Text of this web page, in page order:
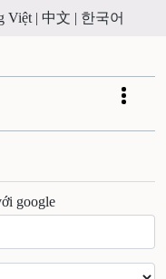
Việt | 中文 | 한국어
google